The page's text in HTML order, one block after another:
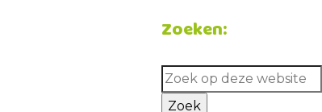
Zoeken:
Zoek
op